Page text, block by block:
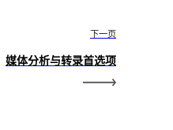
下一页
媒体分析与转录首选项